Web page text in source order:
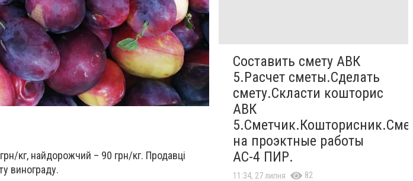
кг, найдорожчий – 90 грн/кг. Продавці
винограду.
Составить смету АВК
5.Расчет сметы.Сделать
смету.Скласти кошторис
АВК
на проэктные работы
АС-4 ПИР.
11:34, 27 липня 82